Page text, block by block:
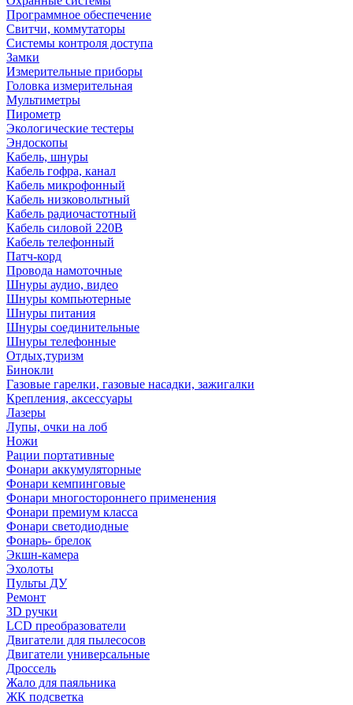
Программное обеспечение
Свитчи, коммутаторы
Системы контроля доступа
Замки
Измерительные приборы
Головка измерительная
Мультиметры
Пирометр
Экологические тестеры
Эндоскопы
Кабель, шнуры
Кабель гофра, канал
Кабель микрофонный
Кабель низковольтный
Кабель радиочастотный
Кабель силовой 220В
Кабель телефонный
Патч-корд
Провода намоточные
Шнуры аудио, видео
Шнуры компьютерные
Шнуры питания
Шнуры соединительные
Шнуры телефонные
Отдых,туризм
Бинокли
Газовые гарелки, газовые насадки, зажигалки
Крепления, аксессуары
Лазеры
Лупы, очки на лоб
Ножи
Рации портативные
Фонари аккумуляторные
Фонари кемпинговые
Фонари многостороннего применения
Фонари премиум класса
Фонари светодиодные
Фонарь- брелок
Экшн-камера
Эхолоты
Пульты ДУ
Ремонт
3D ручки
LCD преобразователи
Двигатели для пылесосов
Двигатели универсальные
Дроссель
Жало для паяльника
ЖК подсветка